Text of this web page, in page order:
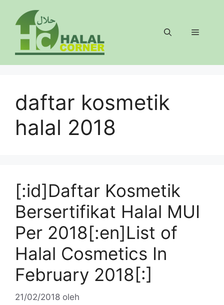
Menu
daftar kosmetik
halal 2018
[:id]Daftar Kosmetik
Bersertifikat Halal MUI
Per 2018[:en]List of
Halal Cosmetics In
February 2018[:]
21/02/2018 oleh